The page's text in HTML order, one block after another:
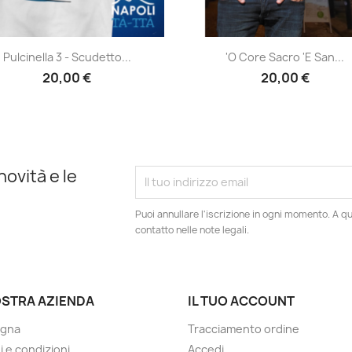
Anteprima
Pulcinella 3 - Scudetto...
20,00 €
Anteprima
'O Core Sacro 'e San...
20,00 €
e le
Puoi annullare l'iscrizione in ogni momento. A
contatto nelle note legali.
AZIENDA
e condizioni
IL TUO ACCOUNT
Tracciamento ordine
Accedi